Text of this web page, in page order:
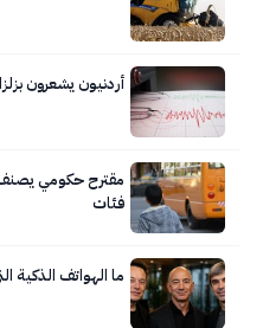
أردنيون يشعرون
فئات
ما الهواتف الذكية التي